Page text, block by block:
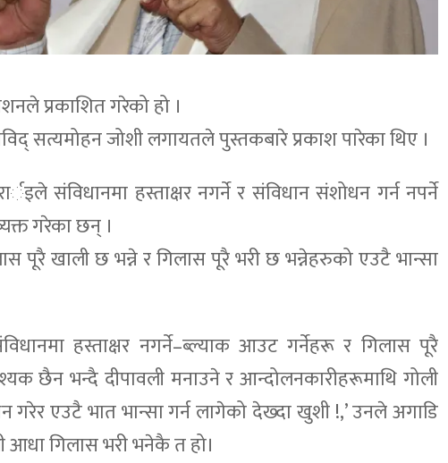
प्रकाशित गरेको हो ।
सत्यमोहन जोशी लगायतले पुस्तकबारे प्रकाश पारेका थिए ।
संविधानमा हस्ताक्षर नगर्ने र संविधान संशोधन गर्न नपर्ने
गरेका छन् ।
पूरै खाली छ भन्ने र गिलास पूरै भरी छ भन्नेहरुको एउटै भान्सा
हस्ताक्षर नगर्ने–ब्ल्याक आउट गर्नेहरू र गिलास पूरै
छैन भन्दै दीपावली मनाउने र आन्दोलनकारीहरूमाथि गोली
गरेर एउटै भात भान्सा गर्न लागेको देख्दा खुशी !,’ उनले अगाडि
गिलास भरी भनेकै त हो।